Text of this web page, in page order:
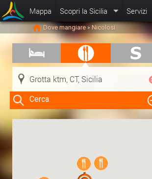
Mappa Scopri la Sicilia Servizi
Dove mangiare > Nicolosi
Cerca
Clicca su una risorsa nella mappa
per visualizzare le informazioni